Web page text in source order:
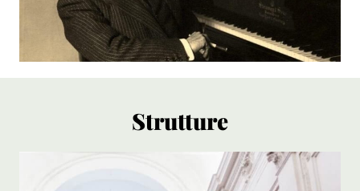
Strutture